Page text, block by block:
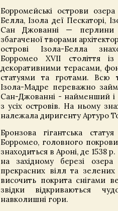
Борромейські острови
Белла, Ізола деї Пескаторі,
Сан Джованні — перлини
збагаченої творами
острові Ізола-Белла
Борромео XVII століття
декоративними терасами,
статуями та гротами. Всю
Ізола-Мадре переважно
Сан-Джованні - найменший і
з усіх островів. На ньому
належала диригенту Артуро
Бронзова гігантська
Борромео, головного
знаходиться в Ароні, де 1538
на західному березі
прекрасних вілл та
височить покрита снігами
звідки відкриваються
навколишні гори.